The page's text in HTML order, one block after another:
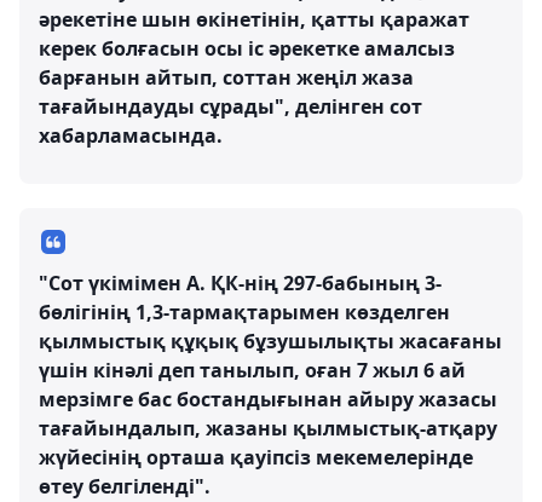
әрекетіне шын өкінетінін, қатты қаражат
керек болғасын осы іс әрекетке амалсыз
барғанын айтып, соттан жеңіл жаза
тағайындауды сұрады", делінген сот
хабарламасында.
"Сот үкімімен А. ҚК-нің 297-бабының 3-
бөлігінің 1,3-тармақтарымен көзделген
қылмыстық құқық бұзушылықты жасағаны
үшін кінәлі деп танылып, оған 7 жыл 6 ай
мерзімге бас бостандығынан айыру жазасы
тағайындалып, жазаны қылмыстық-атқару
жүйесінің орташа қауіпсіз мекемелерінде
өтеу белгіленді".